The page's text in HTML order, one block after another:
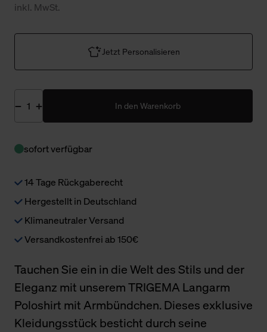
inkl. MwSt.
Jetzt Personalisieren
In den Warenkorb
sofort verfügbar
14 Tage Rückgaberecht
Hergestellt in Deutschland
Klimaneutraler Versand
Versandkostenfrei ab 150€
Tauchen Sie ein in die Welt des Stils und der
Eleganz mit unserem TRIGEMA Langarm
Poloshirt mit Armbündchen. Dieses exklusive
Kleidungsstück besticht durch seine